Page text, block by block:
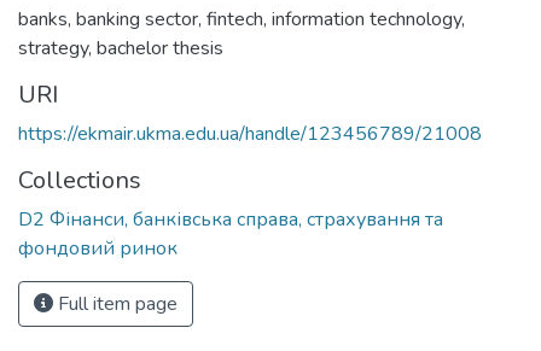
banks, banking sector, fintech, information technology,
strategy, bachelor thesis
URI
https://ekmair.ukma.edu.ua/handle/123456789/21008
Collections
D2 Фінанси, банківська справа, страхування та
фондовий ринок
Full item page